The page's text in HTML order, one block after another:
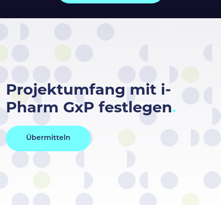
Projektumfang mit i-
Pharm GxP festlegen
Übermitteln